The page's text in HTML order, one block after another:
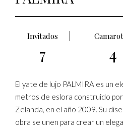
Invitados
7 4
El yate de lujo PALMIRA es un
metros de eslora construido
Zelanda, en el año 2009. Su
obra se unen para crear un